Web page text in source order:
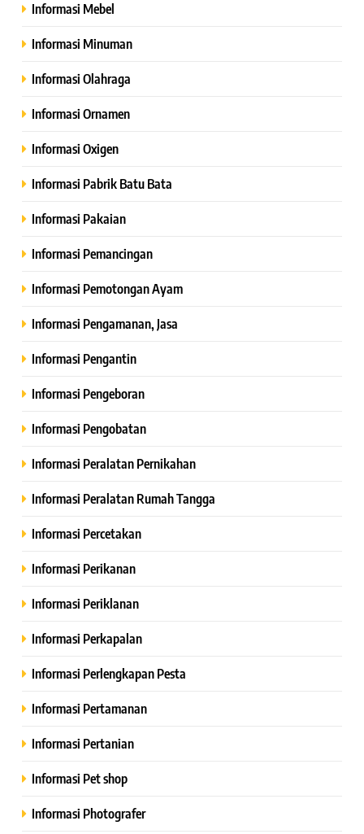
Informasi Mebel
Informasi Minuman
Informasi Olahraga
Informasi Ornamen
Informasi Oxigen
Informasi Pabrik Batu Bata
Informasi Pakaian
Informasi Pemancingan
Informasi Pemotongan Ayam
Informasi Pengamanan, Jasa
Informasi Pengantin
Informasi Pengeboran
Informasi Pengobatan
Informasi Peralatan Pernikahan
Informasi Peralatan Rumah Tangga
Informasi Percetakan
Informasi Perikanan
Informasi Periklanan
Informasi Perkapalan
Informasi Perlengkapan Pesta
Informasi Pertamanan
Informasi Pertanian
Informasi Pet shop
Informasi Photografer